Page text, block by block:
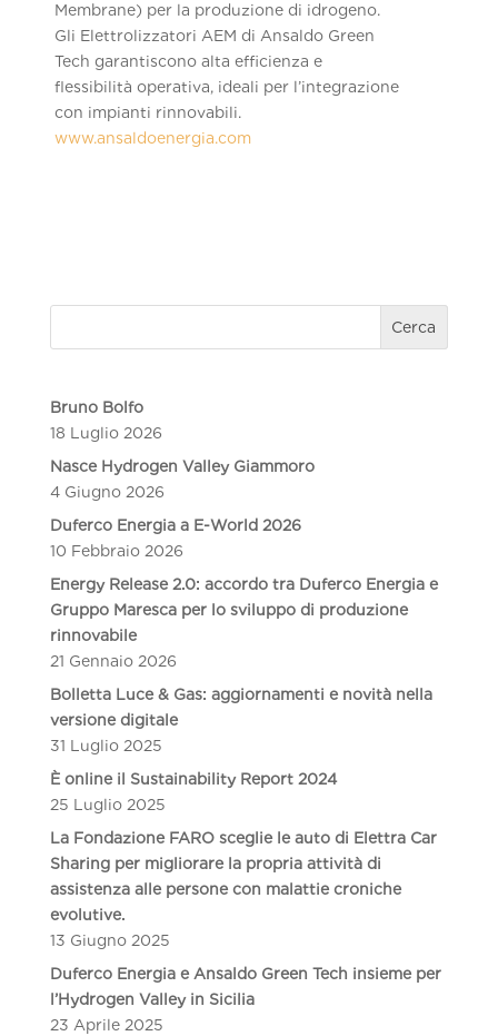
Membrane) per la produzione di idrogeno.
Gli Elettrolizzatori AEM di Ansaldo Green
Tech garantiscono alta efficienza e
flessibilità operativa, ideali per l’integrazione
con impianti rinnovabili.
www.ansaldoenergia.com
Cerca
Bruno Bolfo
18 Luglio 2026
Nasce Hydrogen Valley Giammoro
4 Giugno 2026
Duferco Energia a E-World 2026
10 Febbraio 2026
Energy Release 2.0: accordo tra Duferco Energia e
Gruppo Maresca per lo sviluppo di produzione
rinnovabile
21 Gennaio 2026
Bolletta Luce & Gas: aggiornamenti e novità nella
versione digitale
31 Luglio 2025
È online il Sustainability Report 2024
25 Luglio 2025
La Fondazione FARO sceglie le auto di Elettra Car
Sharing per migliorare la propria attività di
assistenza alle persone con malattie croniche
evolutive.
13 Giugno 2025
Duferco Energia e Ansaldo Green Tech insieme per
l’Hydrogen Valley in Sicilia
23 Aprile 2025